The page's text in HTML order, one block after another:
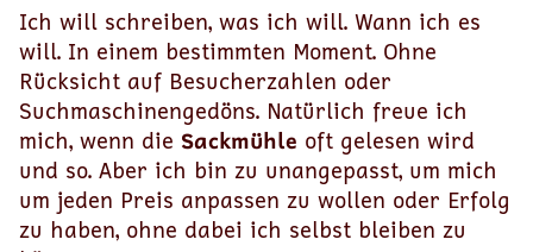
Ich will schreiben, was ich will. Wann ich es
will. In einem bestimmten Moment. Ohne
Rücksicht auf Besucherzahlen oder
Suchmaschinengedöns. Natürlich freue ich
mich, wenn die Sackmühle oft gelesen wird
und so. Aber ich bin zu unangepasst, um mich
um jeden Preis anpassen zu wollen oder Erfolg
zu haben, ohne dabei ich selbst bleiben zu